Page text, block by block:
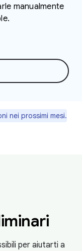
manualmente
nei prossimi mesi.
per aiutarti a